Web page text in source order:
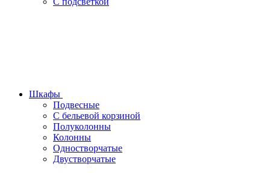
Шкафы
Подвесные
С бельевой корзиной
Полуколонны
Колонны
Одностворчатые
Двустворчатые